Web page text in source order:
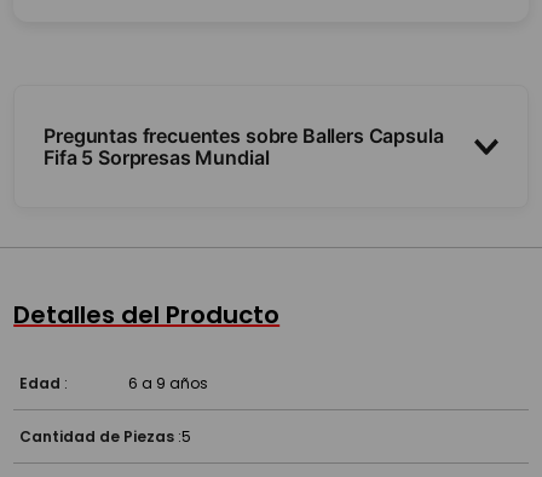
Preguntas frecuentes sobre Ballers Capsula
Fifa 5 Sorpresas Mundial
¿A partir de qué edad es?
Detalles del Producto
Edad : 6 a 9 años
Cantidad de Piezas :5